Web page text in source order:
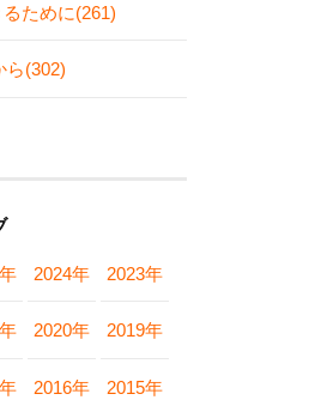
ために(261)
ら(302)
2024年 2023年
2020年 2019年
2016年 2015年